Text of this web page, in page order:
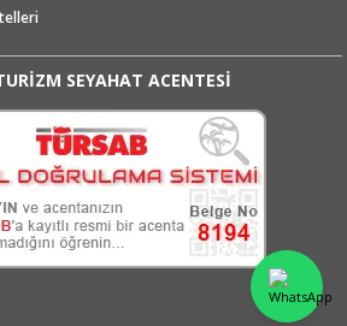
SEYAHAT ACENTESİ